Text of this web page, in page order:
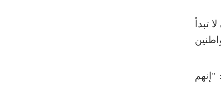
تبدأ